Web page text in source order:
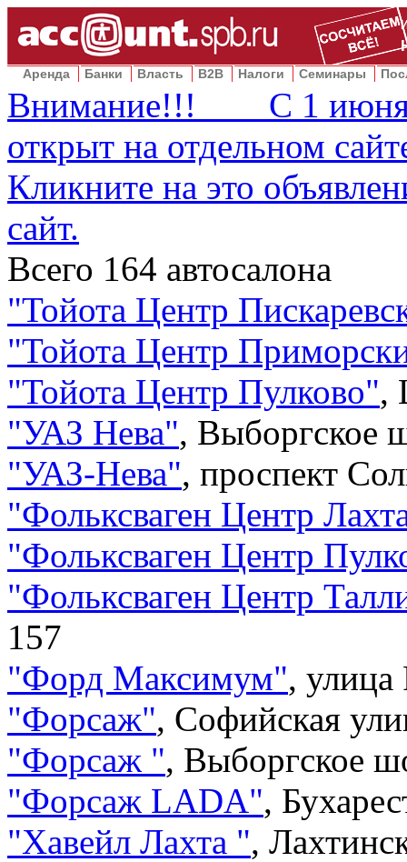
Аренда Банки Власть B2B Налоги Семинары
Внимание!!! С 1 июня
открыт на отдельном
Кликните на это
сайт.
Всего 164 автосалона
"Тойота Центр
"Тойота Центр
"Тойота Центр Пулково",
"УАЗ Нева", Выборгское
"УАЗ-Нева", проспект
"Фольксваген Центр
"Фольксваген Центр
"Фольксваген Центр
157
"Форд Максимум", улица
"Форсаж", Софийская
"Форсаж ", Выборгское
"Форсаж LADA",
"Хавейл Лахта ",